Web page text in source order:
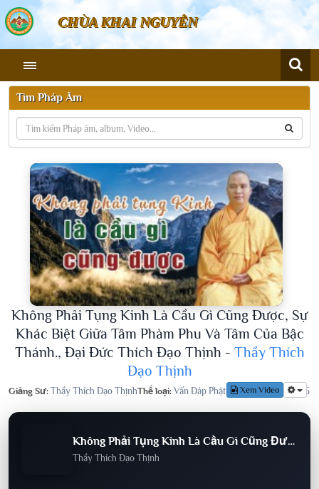
CHÙA KHAI NGUYÊN
Tìm Pháp Âm
Không Phải Tụng Kinh Là Cầu Gì Cũng Được, Sự
Khác Biệt Giữa Tâm Phàm Phu Và Tâm Của Bậc
Thánh., Đại Đức Thích Đạo Thịnh - Thầy Thích
Đạo Thịnh
Giảng Sư: Thầy Thích Đạo ThịnhThể loại: Vấn Đáp Phật PhápLượt nghe:595
Xem Video
Không Phải Tụng Kinh Là Cầu Gì Cũng Được, Sự Khác Biệt Giữa Tâm Phàm Phu Và Tâm Của Bậc Thánh., Đại Đức Thích Đạo Thịnh
Thầy Thích Đạo Thịnh